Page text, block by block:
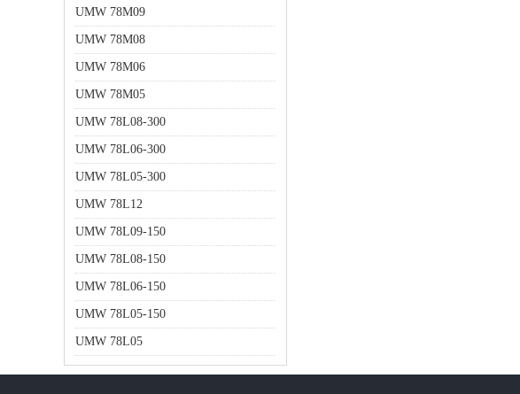
UMW 78M09
UMW 78M08
UMW 78M06
UMW 78M05
UMW 78L08-300
UMW 78L06-300
UMW 78L05-300
UMW 78L12
UMW 78L09-150
UMW 78L08-150
UMW 78L06-150
UMW 78L05-150
UMW 78L05